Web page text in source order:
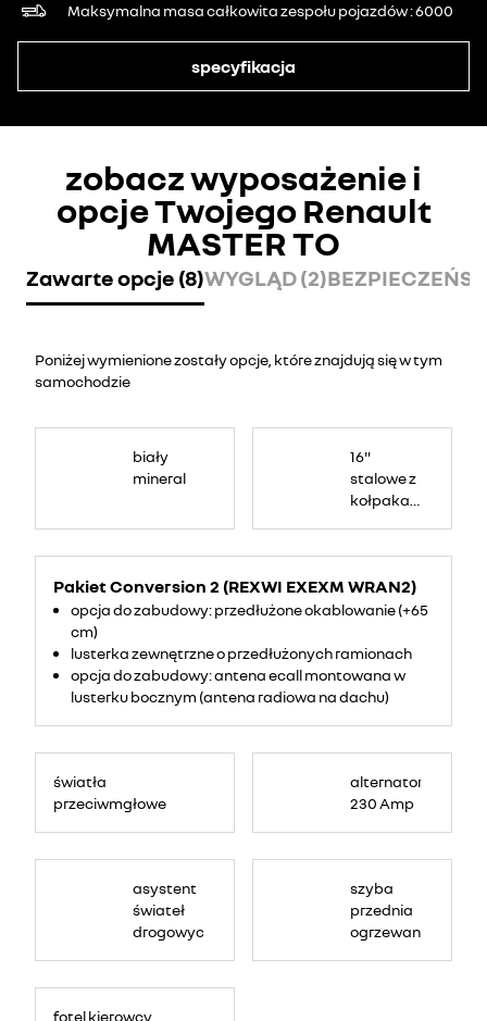
Maksymalna masa całkowita zespołu pojazdów 6000
specyfikacja
zobacz wyposażenie i
opcje Twojego Renault
MASTER TO
Zawarte opcje (8)WYGLĄD (2)
Poniżej wymienione zostały opcje, które znajdują się w tym
samochodzie
biały
mineral
16"
stalowe z
kołpakami
Pakiet Conversion 2 (REXWI EXEXM WRAN2)
opcja do zabudowy: przedłużone okablowanie (+65
cm)
lusterka zewnętrzne o przedłużonych ramionach
opcja do zabudowy: antena ecall montowana w
lusterku bocznym (antena radiowa na dachu)
światła
przeciwmgłowe
alternator
230 Amp
asystent
świateł
drogowych
szyba
przednia
ogrzewana
fotel kierowcy